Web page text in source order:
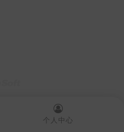
个人中心